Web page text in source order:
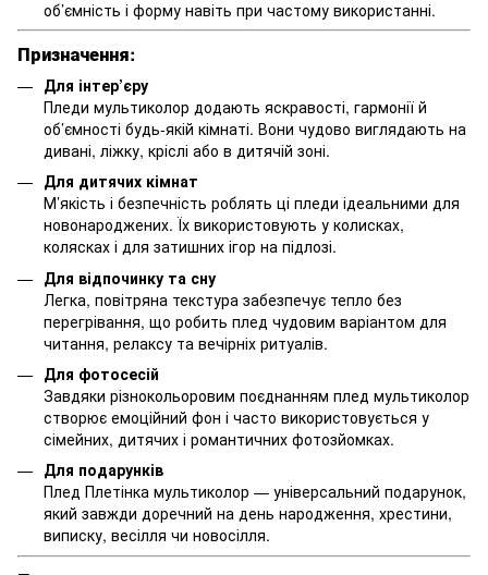
об’ємність і форму навіть при частому використанні.
Призначення:
Для інтер’єру
Пледи мультиколор додають яскравості, гармонії й
об’ємності будь-якій кімнаті. Вони чудово виглядають на
дивані, ліжку, кріслі або в дитячій зоні.
Для дитячих кімнат
М’якість і безпечність роблять ці пледи ідеальними для
новонароджених. Їх використовують у колисках,
колясках і для затишних ігор на підлозі.
Для відпочинку та сну
Легка, повітряна текстура забезпечує тепло без
перегрівання, що робить плед чудовим варіантом для
читання, релаксу та вечірніх ритуалів.
Для фотосесій
Завдяки різнокольоровим поєднанням плед мультиколор
створює емоційний фон і часто використовується у
сімейних, дитячих і романтичних фотозйомках.
Для подарунків
Плед Плетінка мультиколор — універсальний подарунок,
який завжди доречний на день народження, хрестини,
виписку, весілля чи новосілля.